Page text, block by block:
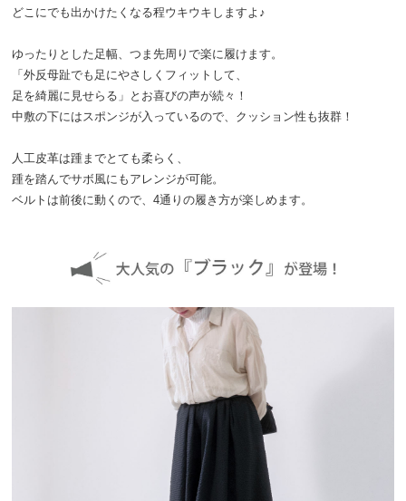
どこにでも出かけたくなる程ウキウキしますよ♪
ゆったりとした足幅、つま先周りで楽に履けます。
「外反母趾でも足にやさしくフィットして、
足を綺麗に見せらる」とお喜びの声が続々！
中敷の下にはスポンジが入っているので、クッション性も抜群！
人工皮革は踵までとても柔らく、
踵を踏んでサボ風にもアレンジが可能。
ベルトは前後に動くので、4通りの履き方が楽しめます。